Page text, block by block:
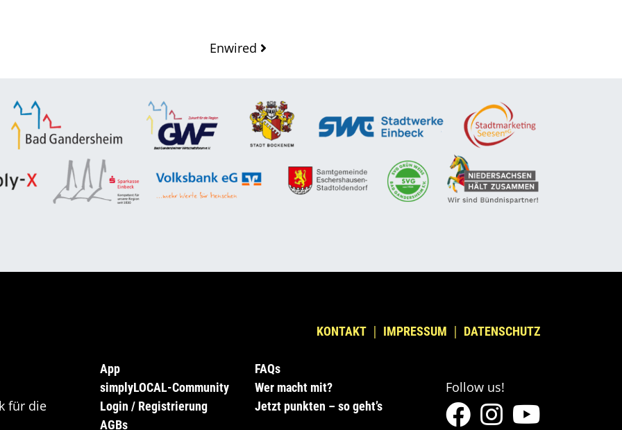
Enwired
KONTAKT IMPRESSUM DATENSCHUTZ
für die
App
simplyLOCAL-Community
Login / Registrierung
AGBs
FAQs
Wer macht mit?
Jetzt punkten – so geht’s
Follow us!